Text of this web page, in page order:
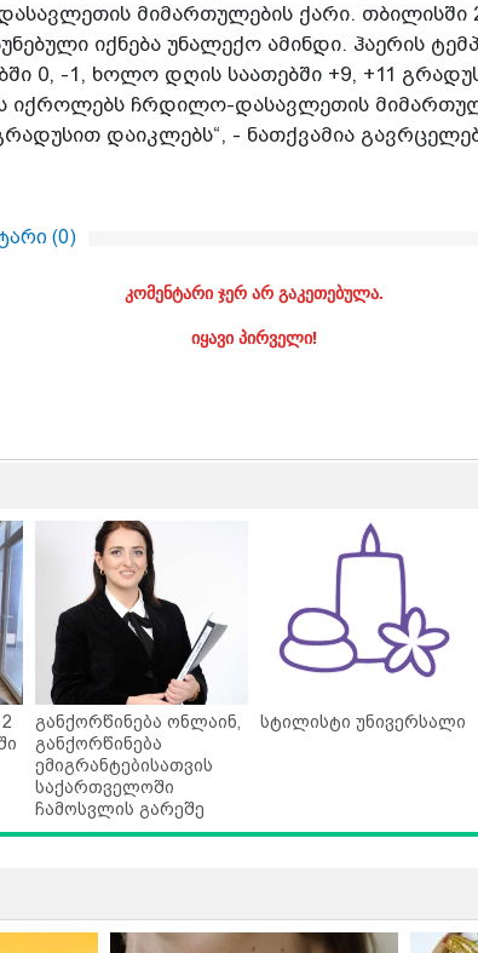
მიმართულების ქარი. თბილისში
იქნება უნალექო ამინდი. ჰაერის
0, -1, ხოლო დღის საათებში +9, +11
იქროლებს ჩრდილო-დასავლეთის
დაიკლებს“, - ნათქვამია
(0)
კომენტარი ჯერ არ გაკეთებულა.
იყავი პირველი!
განქორწინება ონლაინ,
განქორწინება
ემიგრანტებისათვის
საქართველოში
ჩამოსვლის გარეშე
სტილისტი უნივერსალი